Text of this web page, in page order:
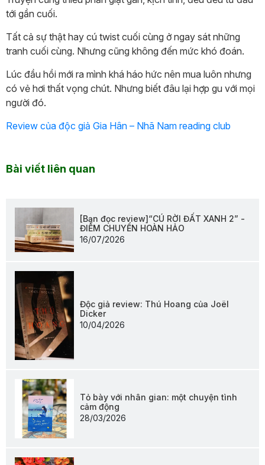
tới gần cuối.
Tất cả sự thật hay cú twist cuối cùng ở ngay sát những
tranh cuối cùng. Nhưng cũng không đến mức khó đoán.
Lúc đầu hồi mới ra mình khá háo hức nên mua luôn nhưng
có vẻ hơi thất vọng chút. Nhưng biết đâu lại hợp gu với mọi
người đó.
Review của độc giả Gia Hân – Nhã Nam reading club
Bài viết liên quan
[Bạn đọc review]“CÚ RỜI ĐẤT XANH 2” -
ĐIỂM CHUYỂN HOÀN HẢO
16/07/2026
Độc giả review: Thú Hoang của Joël
Dicker
10/04/2026
Tỏ bày với nhân gian: một chuyện tình
cảm động
28/03/2026